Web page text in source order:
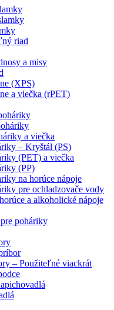
riad
a misy
(XPS)
a viečka (rPET)
a viečka
– Kryštál (PS)
(PET) a viečka
(PP)
na horúce nápoje
pre ochladzovače vody
a alkoholické nápoje
poháriky
– Použiteľné viackrát